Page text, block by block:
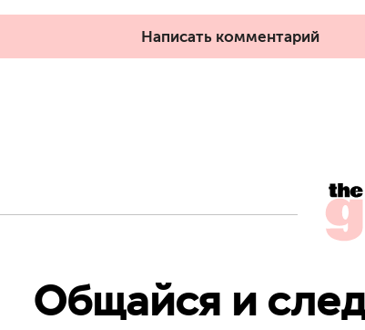
Написать комментарий
Общайся и